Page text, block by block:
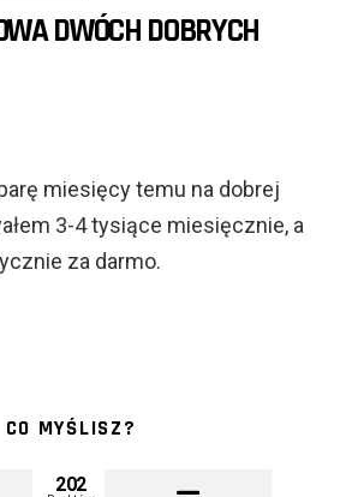
DWÓCH DOBRYCH
miesięcy temu na dobrej
3-4 tysiące miesięcznie, a
za darmo.
CO MYŚLISZ?
202